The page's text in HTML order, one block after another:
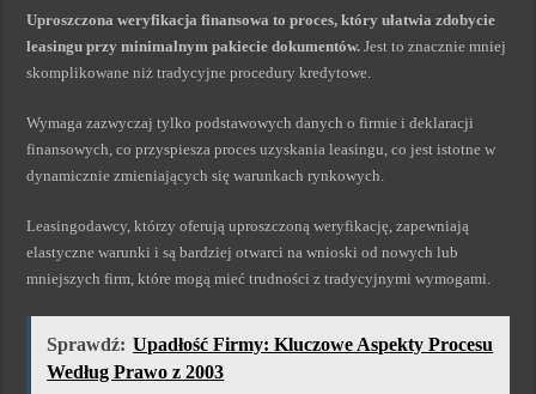
Uproszczona weryfikacja finansowa to proces, który ułatwia zdobycie
leasingu przy minimalnym pakiecie dokumentów. Jest to znacznie mniej
skomplikowane niż tradycyjne procedury kredytowe.
Wymaga zazwyczaj tylko podstawowych danych o firmie i deklaracji
finansowych, co przyspiesza proces uzyskania leasingu, co jest istotne w
dynamicznie zmieniających się warunkach rynkowych.
Leasingodawcy, którzy oferują uproszczoną weryfikację, zapewniają
elastyczne warunki i są bardziej otwarci na wnioski od nowych lub
mniejszych firm, które mogą mieć trudności z tradycyjnymi wymogami.
Sprawdź: Upadłość Firmy: Kluczowe Aspekty Procesu
Według Prawo z 2003